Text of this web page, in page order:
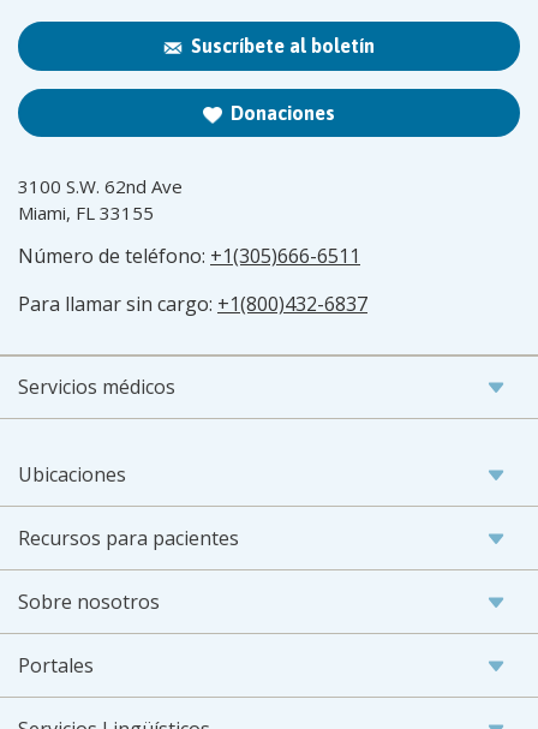
Suscríbete al boletín
Donaciones
3100 S.W. 62nd Ave
Miami, FL 33155
Número de teléfono: +1(305)666-6511
Para llamar sin cargo: +1(800)432-6837
Servicios médicos
Ubicaciones
Recursos para pacientes
Sobre nosotros
Portales